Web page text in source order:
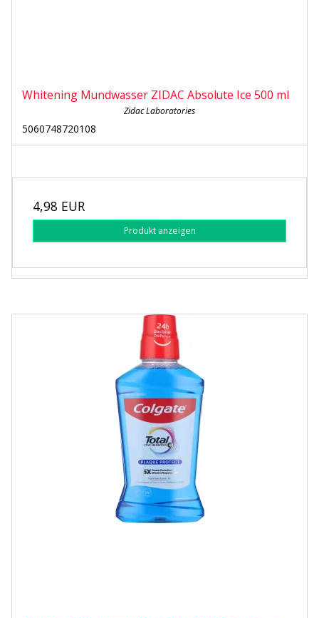
Whitening Mundwasser ZIDAC Absolute Ice 500 ml
Zidac Laboratories
5060748720108
4,98 EUR
Produkt anzeigen